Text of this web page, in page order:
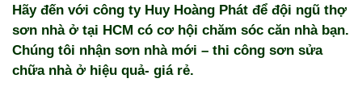
Hãy đến với công ty Huy Hoàng Phát để đội ngũ thợ
sơn nhà ở tại HCM có cơ hội chăm sóc căn nhà bạn.
Chúng tôi nhận sơn nhà mới – thi công sơn sửa
chữa nhà ở hiệu quả- giá rẻ.